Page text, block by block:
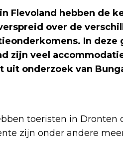
Flevoland hebben de
over de
In
zijn veel
onderzoek van
toeristen in Dronten
zijn onder andere